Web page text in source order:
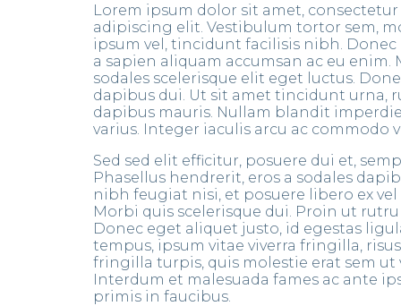
Lorem ipsum dolor sit amet, consectetur
adipiscing elit. Vestibulum tortor sem,
ipsum vel, tincidunt facilisis nibh.
a sapien aliquam accumsan ac eu enim.
sodales scelerisque elit eget luctus.
dapibus dui. Ut sit amet tincidunt urna,
dapibus mauris. Nullam blandit
varius. Integer iaculis arcu ac commodo
Sed sed elit efficitur, posuere dui et,
Phasellus hendrerit, eros a sodales
nibh feugiat nisi, et posuere libero ex vel
Morbi quis scelerisque dui. Proin ut
Donec eget aliquet justo, id egestas
tempus, ipsum vitae viverra fringilla,
fringilla turpis, quis molestie erat sem ut
Interdum et malesuada fames ac ante
primis in faucibus.